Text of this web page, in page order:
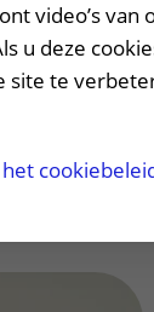
en
video’s
u deze
site te